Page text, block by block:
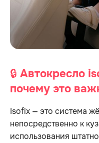
🔒 Автокресло
почему это
Isofix — это система
непосредственно к
использования